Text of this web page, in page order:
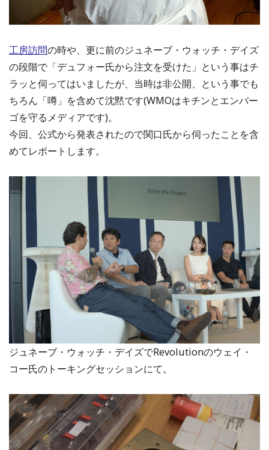
工房訪問の時や、更に前のジュネーブ・ウォッチ・デイズ
の段階で「デュフォー氏から注文を受けた」という事はチ
ラッと伺ってはいましたが、当時は非公開、という事でも
ちろん「噂」を含めて沈黙です(WMOはキチンとエンバー
ゴを守るメディアです)。
今回、公式から発表されたので関口氏から伺ったことを含
めてレポートします。
ジュネーブ・ウォッチ・デイズでRevolutionのウェイ・
コー氏のトーキングセッションにて。